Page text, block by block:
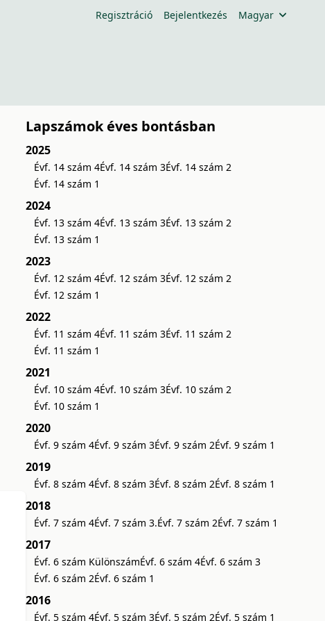
Regisztráció Bejelentkezés Magyar
Lapszámok éves bontásban
2025
Évf. 14 szám 4Évf. 14 szám 3Évf. 14 szám 2
Évf. 14 szám 1
2024
Évf. 13 szám 4Évf. 13 szám 3Évf. 13 szám 2
Évf. 13 szám 1
2023
Évf. 12 szám 4Évf. 12 szám 3Évf. 12 szám 2
Évf. 12 szám 1
2022
Évf. 11 szám 4Évf. 11 szám 3Évf. 11 szám 2
Évf. 11 szám 1
2021
Évf. 10 szám 4Évf. 10 szám 3Évf. 10 szám 2
Évf. 10 szám 1
2020
Évf. 9 szám 4Évf. 9 szám 3Évf. 9 szám 2Évf. 9 szám 1
2019
Évf. 8 szám 4Évf. 8 szám 3Évf. 8 szám 2Évf. 8 szám 1
2018
Évf. 7 szám 4Évf. 7 szám 3.Évf. 7 szám 2Évf. 7 szám 1
2017
Évf. 6 szám KülönszámÉvf. 6 szám 4Évf. 6 szám 3
Évf. 6 szám 2Évf. 6 szám 1
2016
Évf. 5 szám 4Évf. 5 szám 3Évf. 5 szám 2Évf. 5 szám 1